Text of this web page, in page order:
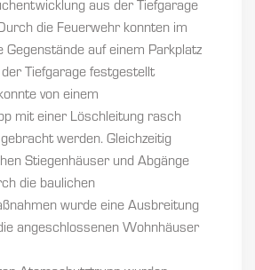
aus der Tiefgarage
die Feuerwehr konnten im
Gegenstände auf einem Parkplatz
Tiefgarage festgestellt
von einem
mit einer Löschleitung rasch
werden. Gleichzeitig
Stiegenhäuser und Abgänge
die baulichen
wurde eine Ausbreitung
angeschlossenen Wohnhäuser